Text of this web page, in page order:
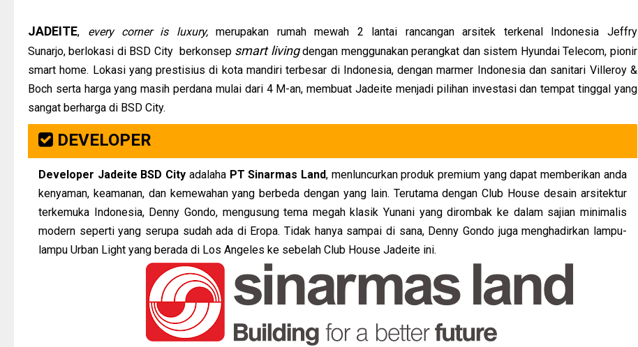
JADEITE, every corner is luxury, merupakan rumah mewah 2 lantai rancangan arsitek terkenal Indonesia Jeffry
Sunarjo, berlokasi di BSD City berkonsep smart livingdengan menggunakan perangkat dan sistem Hyundai Telecom, pionir
smart home. Lokasi yang prestisius di kota mandiri terbesar di Indonesia, dengan marmer Indonesia dan sanitari Villeroy &
Boch serta harga yang masih perdana mulai dari 4 M-an, membuat Jadeite menjadi pilihan investasi dan tempat tinggal yang
sangat berharga di BSD City.
DEVELOPER
Developer Jadeite BSD City adalahaPT Sinarmas Land, menluncurkan produk premium yang dapat memberikan anda
kenyaman, keamanan, dan kemewahan yang berbeda dengan yang lain. Terutama dengan Club House desain arsitektur
terkemuka Indonesia, Denny Gondo, mengusung tema megah klasik Yunani yang dirombak ke dalam sajian minimalis
modern seperti yang serupa sudah ada di Eropa. Tidak hanya sampai di sana, Denny Gondo juga menghadirkan lampu-
lampu Urban Light yang berada di Los Angeles ke sebelah Club House Jadeite ini.